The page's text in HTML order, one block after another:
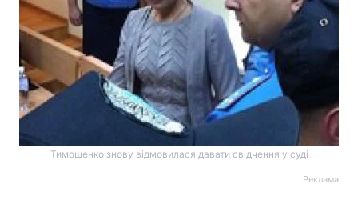
Тимошенко знову відмовилася давати свідчення у суді
Реклама